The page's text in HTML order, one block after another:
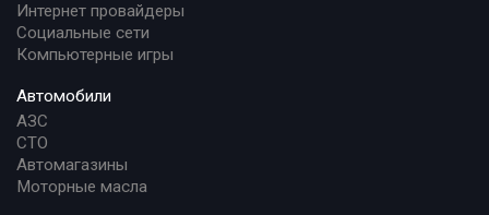
Интернет провайдеры
Социальные сети
Компьютерные игры
Автомобили
АЗС
СТО
Автомагазины
Моторные масла